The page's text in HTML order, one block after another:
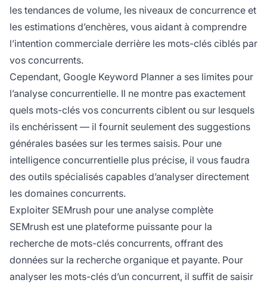
les tendances de volume, les niveaux de concurrence et
les estimations d’enchères, vous aidant à comprendre
l’intention commerciale derrière les mots-clés ciblés par
vos concurrents.
Cependant, Google Keyword Planner a ses limites pour
l’analyse concurrentielle. Il ne montre pas exactement
quels mots-clés vos concurrents ciblent ou sur lesquels
ils enchérissent — il fournit seulement des suggestions
générales basées sur les termes saisis. Pour une
intelligence concurrentielle plus précise, il vous faudra
des outils spécialisés capables d’analyser directement
les domaines concurrents.
Exploiter SEMrush pour une analyse complète
SEMrush est une plateforme puissante pour la
recherche de mots-clés concurrents, offrant des
données sur la recherche organique et payante. Pour
analyser les mots-clés d’un concurrent, il suffit de saisir